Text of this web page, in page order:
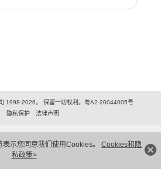
示您同意我们使用Cookies。 Cookies和隐
私政策>
1998-2026。 保留一切权利。粤A2-20044005号
隐私保护
法律声明